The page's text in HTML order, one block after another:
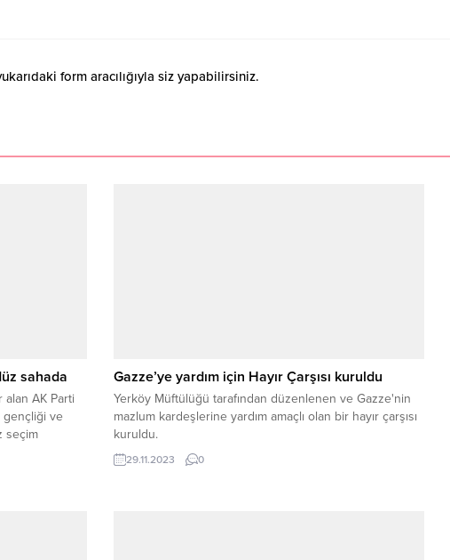
form aracılığıyla siz yapabilirsiniz.
sahada
alan AK Parti
gençliği ve
seçim
Gazze’ye yardım için Hayır Çarşısı kuruldu
Yerköy Müftülüğü tarafından düzenlenen ve Gazze'nin
mazlum kardeşlerine yardım amaçlı olan bir hayır çarşısı
kuruldu.
29.11.2023 0